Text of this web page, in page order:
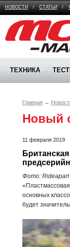
НОВОСТИ / СТАТЬИ /
Moto Magazine
ТЕХНИКА
Главная →
Новый
11 февраля 2019
Фото: Rideapart
основных
будет